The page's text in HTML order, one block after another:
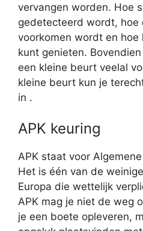
vervangen worden. Hoe
gedetecteerd wordt, hoe
voorkomen wordt en hoe
kunt genieten.
een kleine beurt veelal
kleine beurt kun je
in .
APK keuring
APK staat voor
Het is één van de
Europa die wettelijk
APK mag je niet de weg
je een boete opleveren,